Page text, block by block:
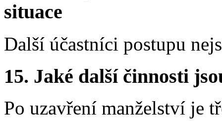
situace
Další účastníci postupu
15. Jaké další činnosti
Po uzavření manželství je